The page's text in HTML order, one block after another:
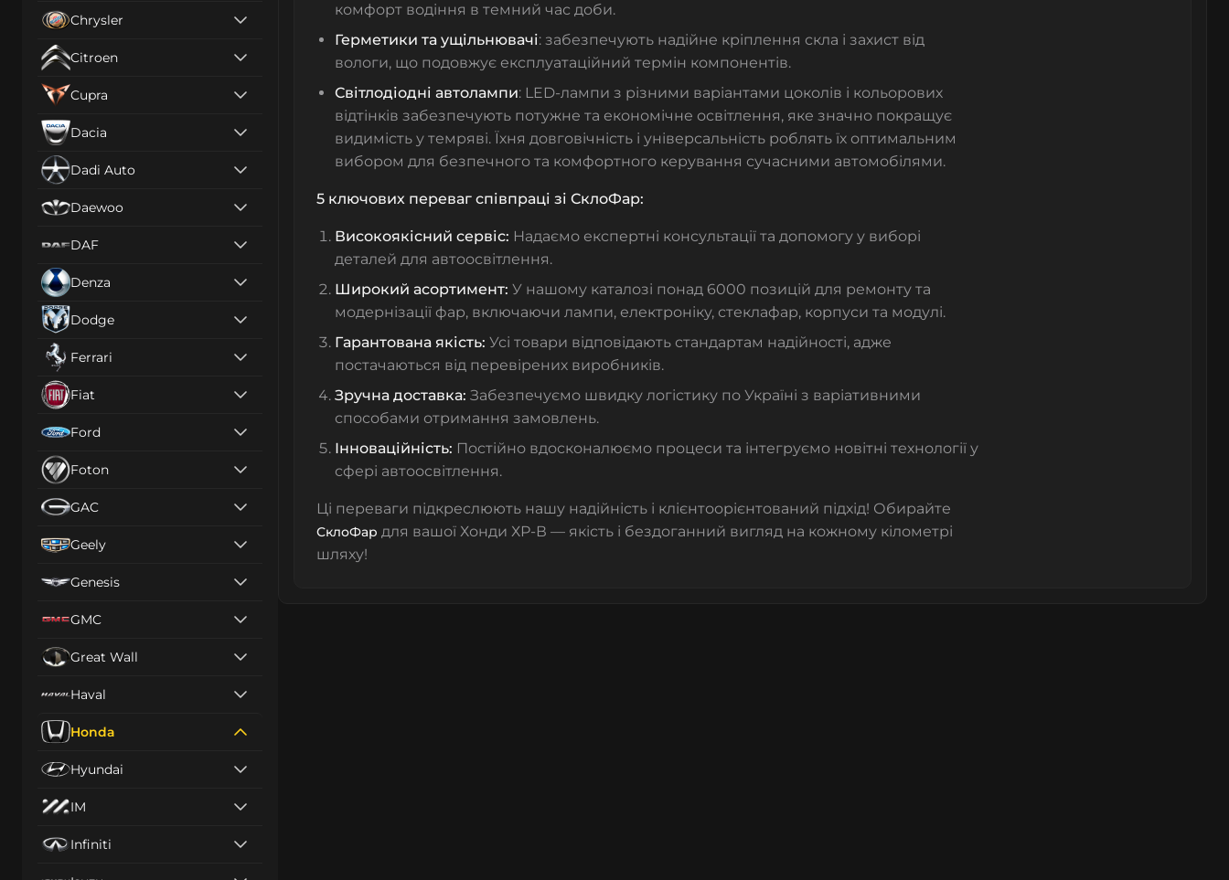
Chrysler
Citroen
Cupra
Dacia
Dadi Auto
Daewoo
DAF
Denza
Dodge
Ferrari
Fiat
Ford
Foton
GAC
Geely
Genesis
GMC
Great Wall
Haval
Honda
Hyundai
IM
Infiniti
комфорт водіння в темний час доби.
Герметики та ущільнювачі: забезпечують надійне кріплення скла і захист від
вологи, що подовжує експлуатаційний термін компонентів.
Світлодіодні автолампи: LED-лампи з різними варіантами цоколів і кольорових
відтінків забезпечують потужне та економічне освітлення, яке значно покращує
видимість у темряві. Їхня довговічність і універсальність роблять їх оптимальним
вибором для безпечного та комфортного керування сучасними автомобілями.
5 ключових переваг співпраці зі СклоФар:
Високоякісний сервіс: Надаємо експертні консультації та допомогу у виборі
деталей для автоосвітлення.
Широкий асортимент: У нашому каталозі понад 6000 позицій для ремонту та
модернізації фар, включаючи лампи, електроніку, стеклафар, корпуси та модулі.
Гарантована якість: Усі товари відповідають стандартам надійності, адже
постачаються від перевірених виробників.
Зручна доставка: Забезпечуємо швидку логістику по Україні з варіативними
способами отримання замовлень.
Інноваційність: Постійно вдосконалюємо процеси та інтегруємо новітні технології у
сфері автоосвітлення.
Ці переваги підкреслюють нашу надійність і клієнтоорієнтований підхід! Обирайте
СклоФар для вашої Хонди ХР-В — якість і бездоганний вигляд на кожному кілометрі
шляху!